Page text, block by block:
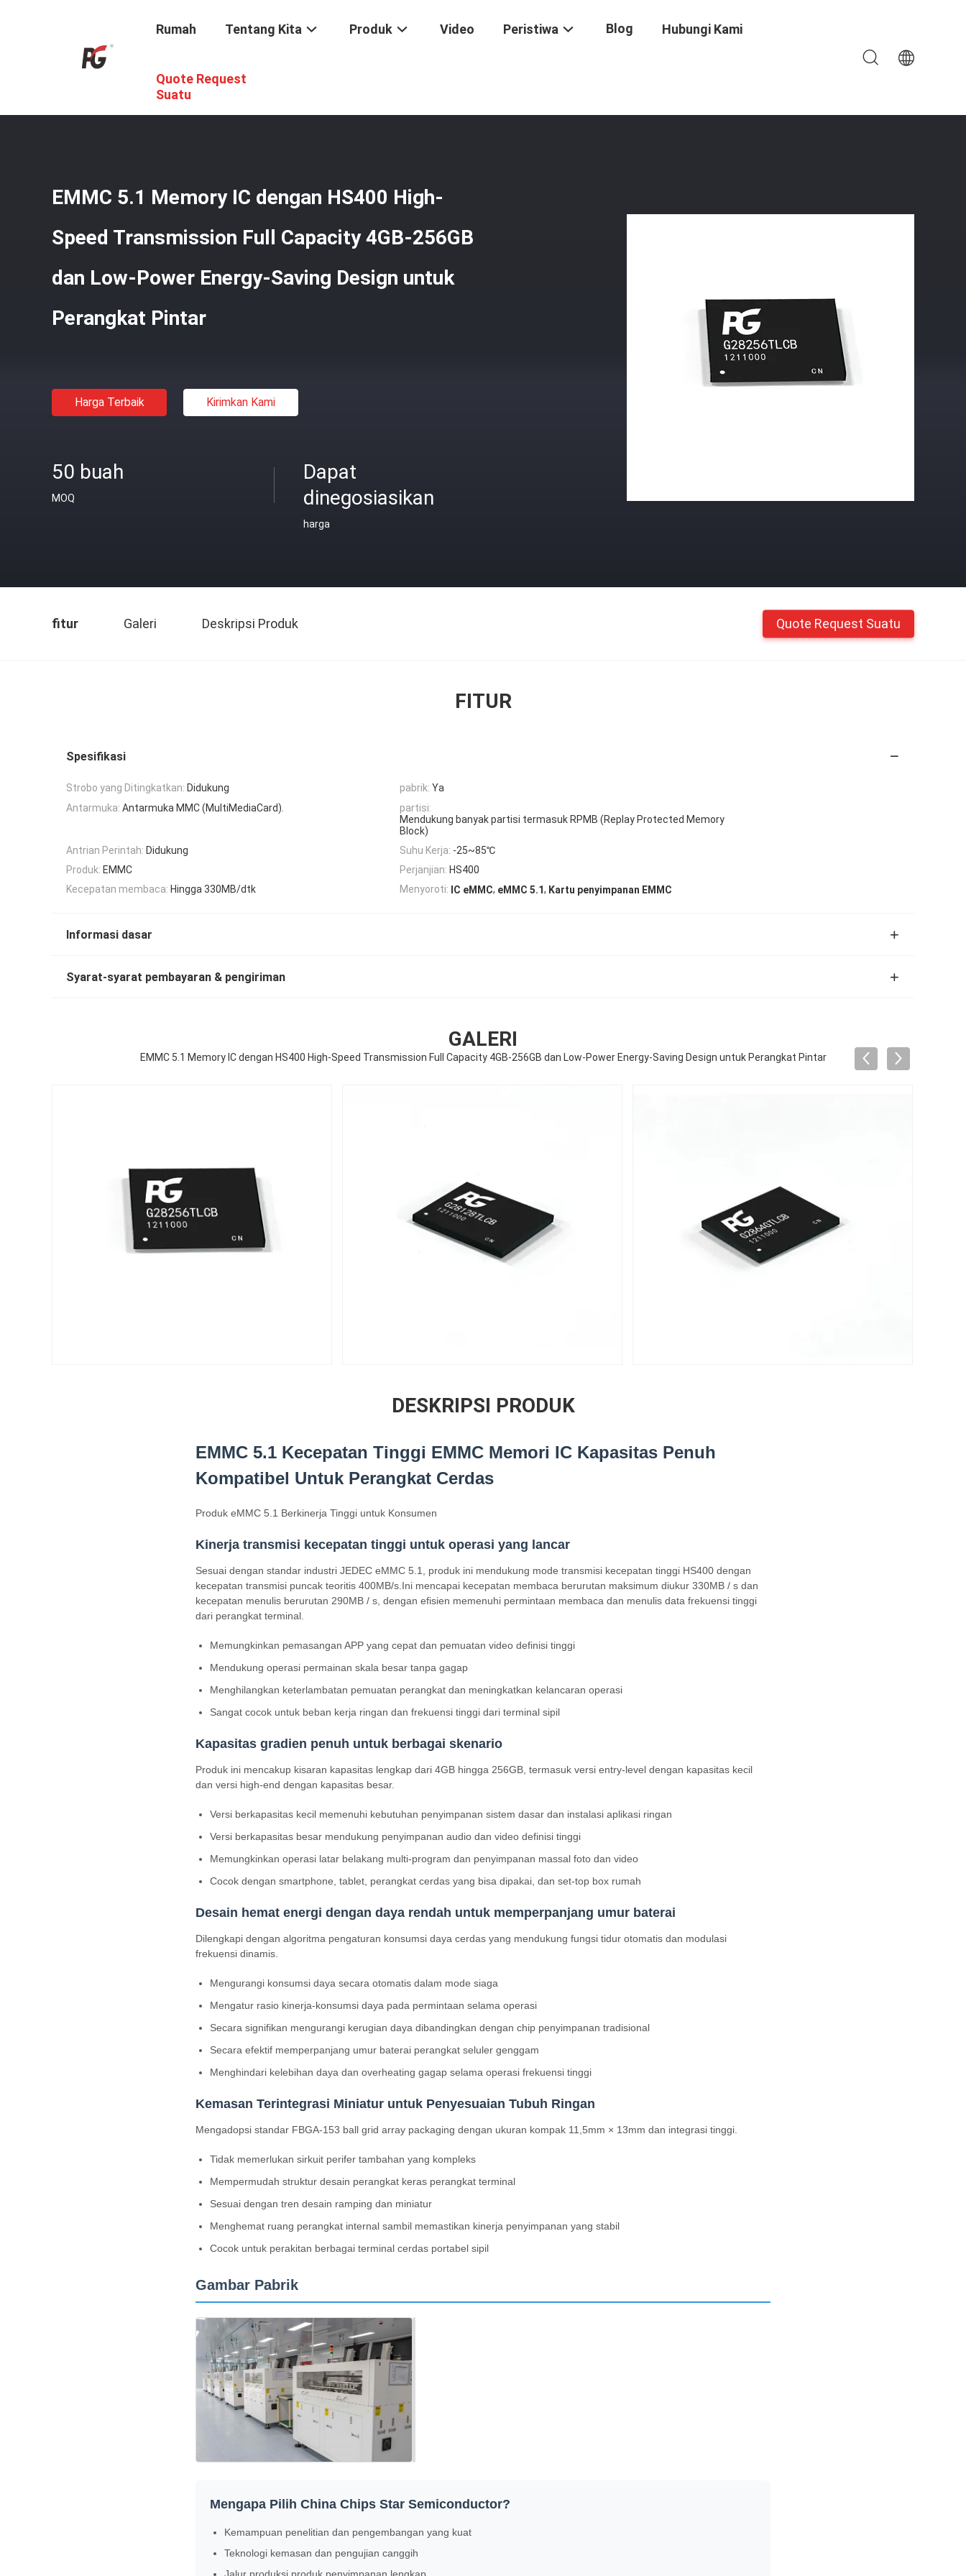
Rumah Tentang Kita Produk Video Peristiwa Blog Hubungi Kami
Quote Request
Suatu
EMMC5.1 / EMMC 5.1 Memory IC Dengan HS400 High-Speed Transmission Full Capacity 4GB-256GB Dan Low-Power Energy-Saving Design Untuk Perangkat Pintar
EMMC 5.1 Memory IC dengan HS400 High-
Speed Transmission Full Capacity 4GB-256GB
dan Low-Power Energy-Saving Design untuk
Perangkat Pintar
Harga Terbaik Kirimkan Kami
50 buah
MOQ
Dapat
dinegosiasikan
harga
fitur Galeri Deskripsi Produk Quote Request Suatu
FITUR
Spesifikasi
Strobo yang Ditingkatkan: Didukung pabrik: Ya
Antarmuka: Antarmuka MMC (MultiMediaCard).
partisi:
Mendukung banyak partisi termasuk RPMB (Replay Protected Memory
Block)
Antrian Perintah: Didukung Suhu Kerja: -25~85℃
Produk: EMMC Perjanjian: HS400
Kecepatan membaca: Hingga 330MB/dtk Menyoroti: IC eMMC, eMMC 5.1, Kartu penyimpanan EMMC
Informasi dasar
Syarat-syarat pembayaran & pengiriman
GALERI
EMMC 5.1 Memory IC dengan HS400 High-Speed Transmission Full Capacity 4GB-256GB dan Low-Power Energy-Saving Design untuk Perangkat Pintar
DESKRIPSI PRODUK
EMMC 5.1 Kecepatan Tinggi EMMC Memori IC Kapasitas Penuh
Kompatibel Untuk Perangkat Cerdas
Produk eMMC 5.1 Berkinerja Tinggi untuk Konsumen
Kinerja transmisi kecepatan tinggi untuk operasi yang lancar
Sesuai dengan standar industri JEDEC eMMC 5.1, produk ini mendukung mode transmisi kecepatan tinggi HS400 dengan
kecepatan transmisi puncak teoritis 400MB/s.Ini mencapai kecepatan membaca berurutan maksimum diukur 330MB / s dan
kecepatan menulis berurutan 290MB / s, dengan efisien memenuhi permintaan membaca dan menulis data frekuensi tinggi
dari perangkat terminal.
Memungkinkan pemasangan APP yang cepat dan pemuatan video definisi tinggi
Mendukung operasi permainan skala besar tanpa gagap
Menghilangkan keterlambatan pemuatan perangkat dan meningkatkan kelancaran operasi
Sangat cocok untuk beban kerja ringan dan frekuensi tinggi dari terminal sipil
Kapasitas gradien penuh untuk berbagai skenario
Produk ini mencakup kisaran kapasitas lengkap dari 4GB hingga 256GB, termasuk versi entry-level dengan kapasitas kecil
dan versi high-end dengan kapasitas besar.
Versi berkapasitas kecil memenuhi kebutuhan penyimpanan sistem dasar dan instalasi aplikasi ringan
Versi berkapasitas besar mendukung penyimpanan audio dan video definisi tinggi
Memungkinkan operasi latar belakang multi-program dan penyimpanan massal foto dan video
Cocok dengan smartphone, tablet, perangkat cerdas yang bisa dipakai, dan set-top box rumah
Desain hemat energi dengan daya rendah untuk memperpanjang umur baterai
Dilengkapi dengan algoritma pengaturan konsumsi daya cerdas yang mendukung fungsi tidur otomatis dan modulasi
frekuensi dinamis.
Mengurangi konsumsi daya secara otomatis dalam mode siaga
Mengatur rasio kinerja-konsumsi daya pada permintaan selama operasi
Secara signifikan mengurangi kerugian daya dibandingkan dengan chip penyimpanan tradisional
Secara efektif memperpanjang umur baterai perangkat seluler genggam
Menghindari kelebihan daya dan overheating gagap selama operasi frekuensi tinggi
Kemasan Terintegrasi Miniatur untuk Penyesuaian Tubuh Ringan
Mengadopsi standar FBGA-153 ball grid array packaging dengan ukuran kompak 11,5mm × 13mm dan integrasi tinggi.
Tidak memerlukan sirkuit perifer tambahan yang kompleks
Mempermudah struktur desain perangkat keras perangkat terminal
Sesuai dengan tren desain ramping dan miniatur
Menghemat ruang perangkat internal sambil memastikan kinerja penyimpanan yang stabil
Cocok untuk perakitan berbagai terminal cerdas portabel sipil
Gambar Pabrik